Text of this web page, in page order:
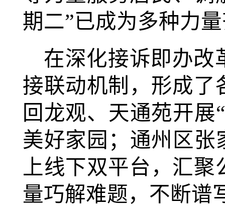
期二”已成为多种力
在深化接诉即办改
接联动机制，形成了
回龙观、天通苑开
美好家园；通州区张
上线下双平台，汇聚
量巧解难题，不断谱